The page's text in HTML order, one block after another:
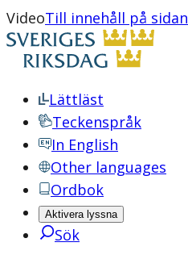
VideoTill innehåll på sidan
Lättläst
Teckenspråk
In English
Other languages
Ordbok
Aktivera lyssna
Sök